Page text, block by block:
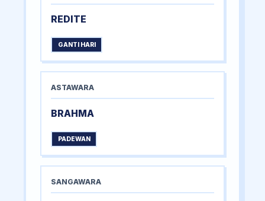
REDITE
GANTI HARI
ASTAWARA
BRAHMA
PADEWAN
SANGAWARA